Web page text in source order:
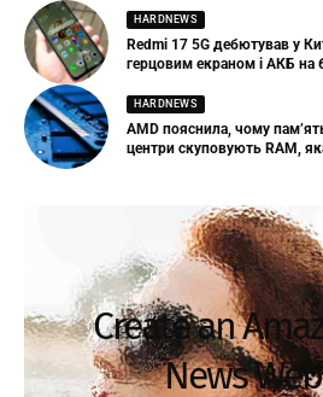
HARDNEWS
Redmi 17 5G дебютував у
герцовим екраном і АКБ на
HARDNEWS
AMD пояснила, чому
центри скуповують RAM,
Create an
News